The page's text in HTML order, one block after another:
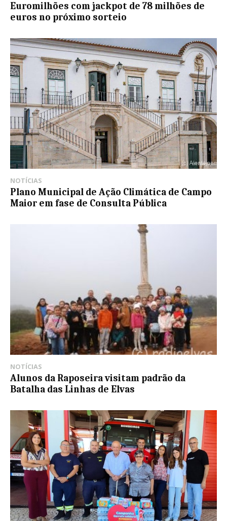
Euromilhões com jackpot de 78 milhões de
euros no próximo sorteio
NOTÍCIAS
Plano Municipal de Ação Climática de Campo
Maior em fase de Consulta Pública
NOTÍCIAS
Alunos da Raposeira visitam padrão da
Batalha das Linhas de Elvas